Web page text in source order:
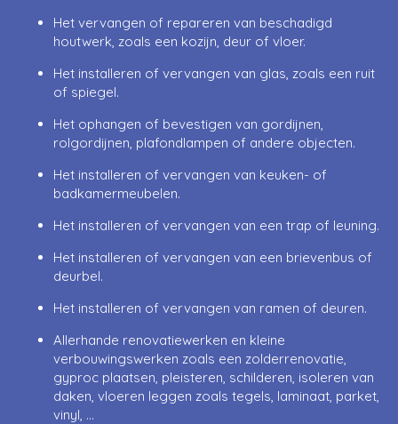
Het vervangen of repareren van beschadigd
houtwerk, zoals een kozijn, deur of vloer.
Het installeren of vervangen van glas, zoals een ruit
of spiegel.
Het ophangen of bevestigen van gordijnen,
rolgordijnen, plafondlampen of andere objecten.
Het installeren of vervangen van keuken- of
badkamermeubelen.
Het installeren of vervangen van een trap of leuning.
Het installeren of vervangen van een brievenbus of
deurbel.
Het installeren of vervangen van ramen of deuren.
Allerhande renovatiewerken en kleine
verbouwingswerken zoals een zolderrenovatie,
gyproc plaatsen, pleisteren, schilderen, isoleren van
daken, vloeren leggen zoals tegels, laminaat, parket,
vinyl, …